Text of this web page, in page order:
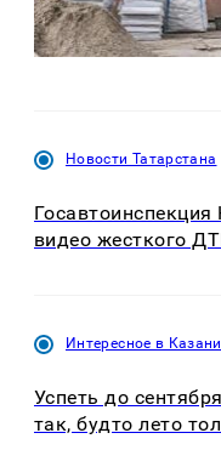
Новости Татарстана
видео жесткого
Интересное в Казани
Успеть до
так, будто лето